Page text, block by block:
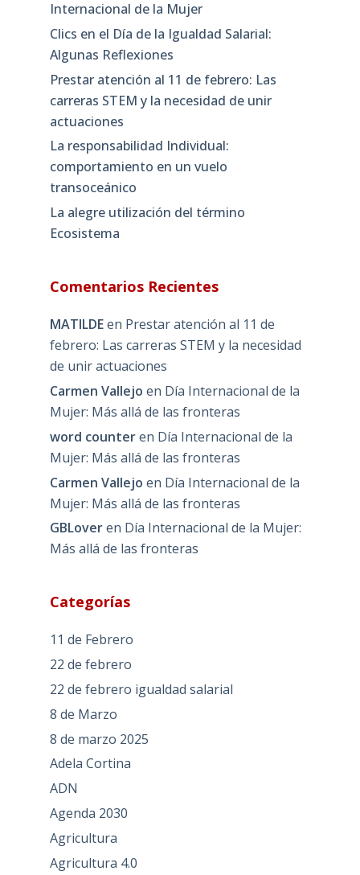
Internacional de la Mujer
Clics en el Día de la Igualdad Salarial:
Algunas Reflexiones
Prestar atención al 11 de febrero: Las
carreras STEM y la necesidad de unir
actuaciones
La responsabilidad Individual:
comportamiento en un vuelo
transoceánico
La alegre utilización del término
Ecosistema
Comentarios Recientes
MATILDEen Prestar atención al 11 de
febrero: Las carreras STEM y la necesidad
de unir actuaciones
Carmen Vallejo en Día Internacional de la
Mujer: Más allá de las fronteras
word counteren Día Internacional de la
Mujer: Más allá de las fronteras
Carmen Vallejo en Día Internacional de la
Mujer: Más allá de las fronteras
GBLoveren Día Internacional de la Mujer:
Más allá de las fronteras
Categorías
11 de Febrero
22 de febrero
22 de febrero igualdad salarial
8 de Marzo
8 de marzo 2025
Adela Cortina
ADN
Agenda 2030
Agricultura
Agricultura 4.0